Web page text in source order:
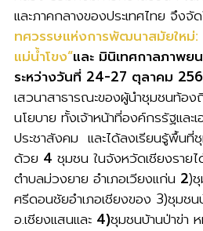
และภาคกลางของประเทศไทย จึงจั
ทศวรรษแห่งการพัฒนาสมัยใหม่:
แม่น้ำโขง“และมินิเทศกาลภาพย
ระหว่างวันที่ 24-27 ตุลาคม
เสวนาสาธารณะของผู้นําชุมชนท้อ
นโยบาย ทั้งเจ้าหน้าที่องค์กรรัฐแล
ประชาสังคม และได้ลงเรียนรู้พื้นที่
ด้วย 4 ชุมชน ในจังหวัดเชียงราย
ตำบลม่วงยาย อําเภอเวียงแก่น 2)
ศรีดอนชัยอําเภอเชียงของ 3)ชุมช
อ.เชียงแสนและ 4)ชุมชนบ้านป่าข่า